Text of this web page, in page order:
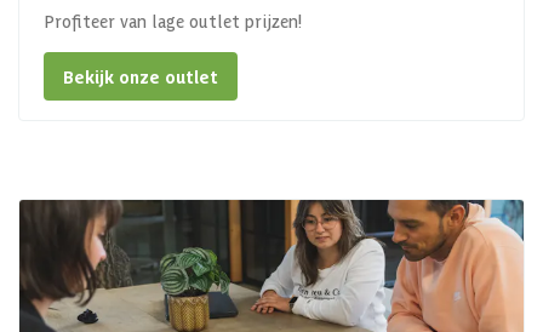
Profiteer van lage outlet prijzen!
Bekijk onze outlet